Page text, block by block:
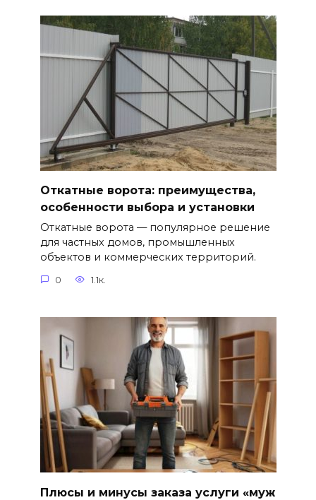
Откатные ворота: преимущества,
особенности выбора и установки
Откатные ворота — популярное решение
для частных домов, промышленных
объектов и коммерческих территорий.
0 1.1к.
Плюсы и минусы заказа услуги «муж